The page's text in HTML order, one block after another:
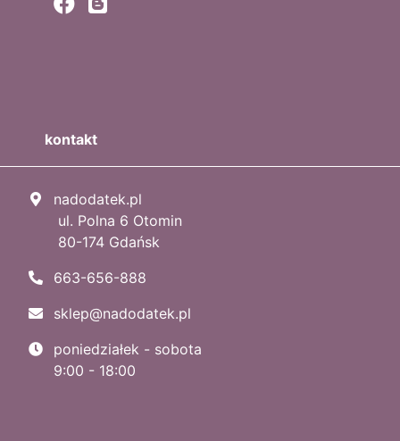
kontakt
nadodatek.pl
ul. Polna 6 Otomin
80-174 Gdańsk
663-656-888
sklep@nadodatek.pl
poniedziałek - sobota
9:00 - 18:00